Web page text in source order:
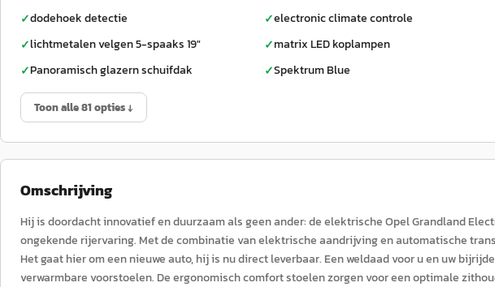
✓dodehoek detectie ✓electronic climate controle
✓lichtmetalen velgen 5-spaaks 19" ✓matrix LED koplampen
✓Panoramisch glazern schuifdak ✓Spektrum Blue
Toon alle 81 opties ↓
Omschrijving
Hij is doordacht innovatief en duurzaam als geen ander: de elektrische Opel Grandland
ongekende rijervaring. Met de combinatie van elektrische aandrijving en automatische
Het gaat hier om een nieuwe auto, hij is nu direct leverbaar. Een weldaad voor u en uw
verwarmbare voorstoelen. De ergonomisch comfort stoelen zorgen voor een optimale